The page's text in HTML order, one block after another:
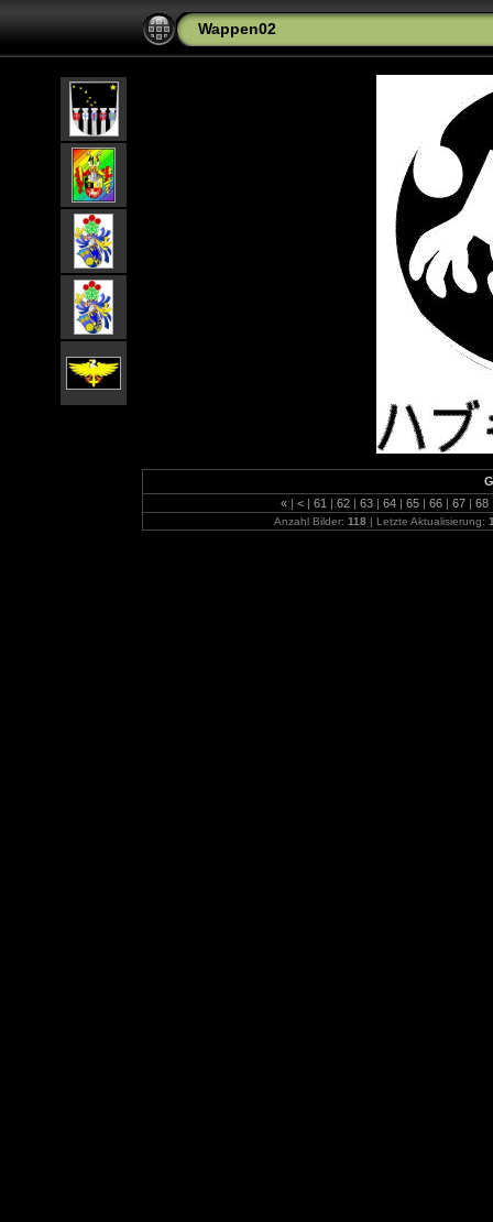
Wappen02
« | < | 61 | 62 | 63 | 64 | 65 | 66 | 67 | 68
Anzahl Bilder: 118 | Letzte Aktualisierung: